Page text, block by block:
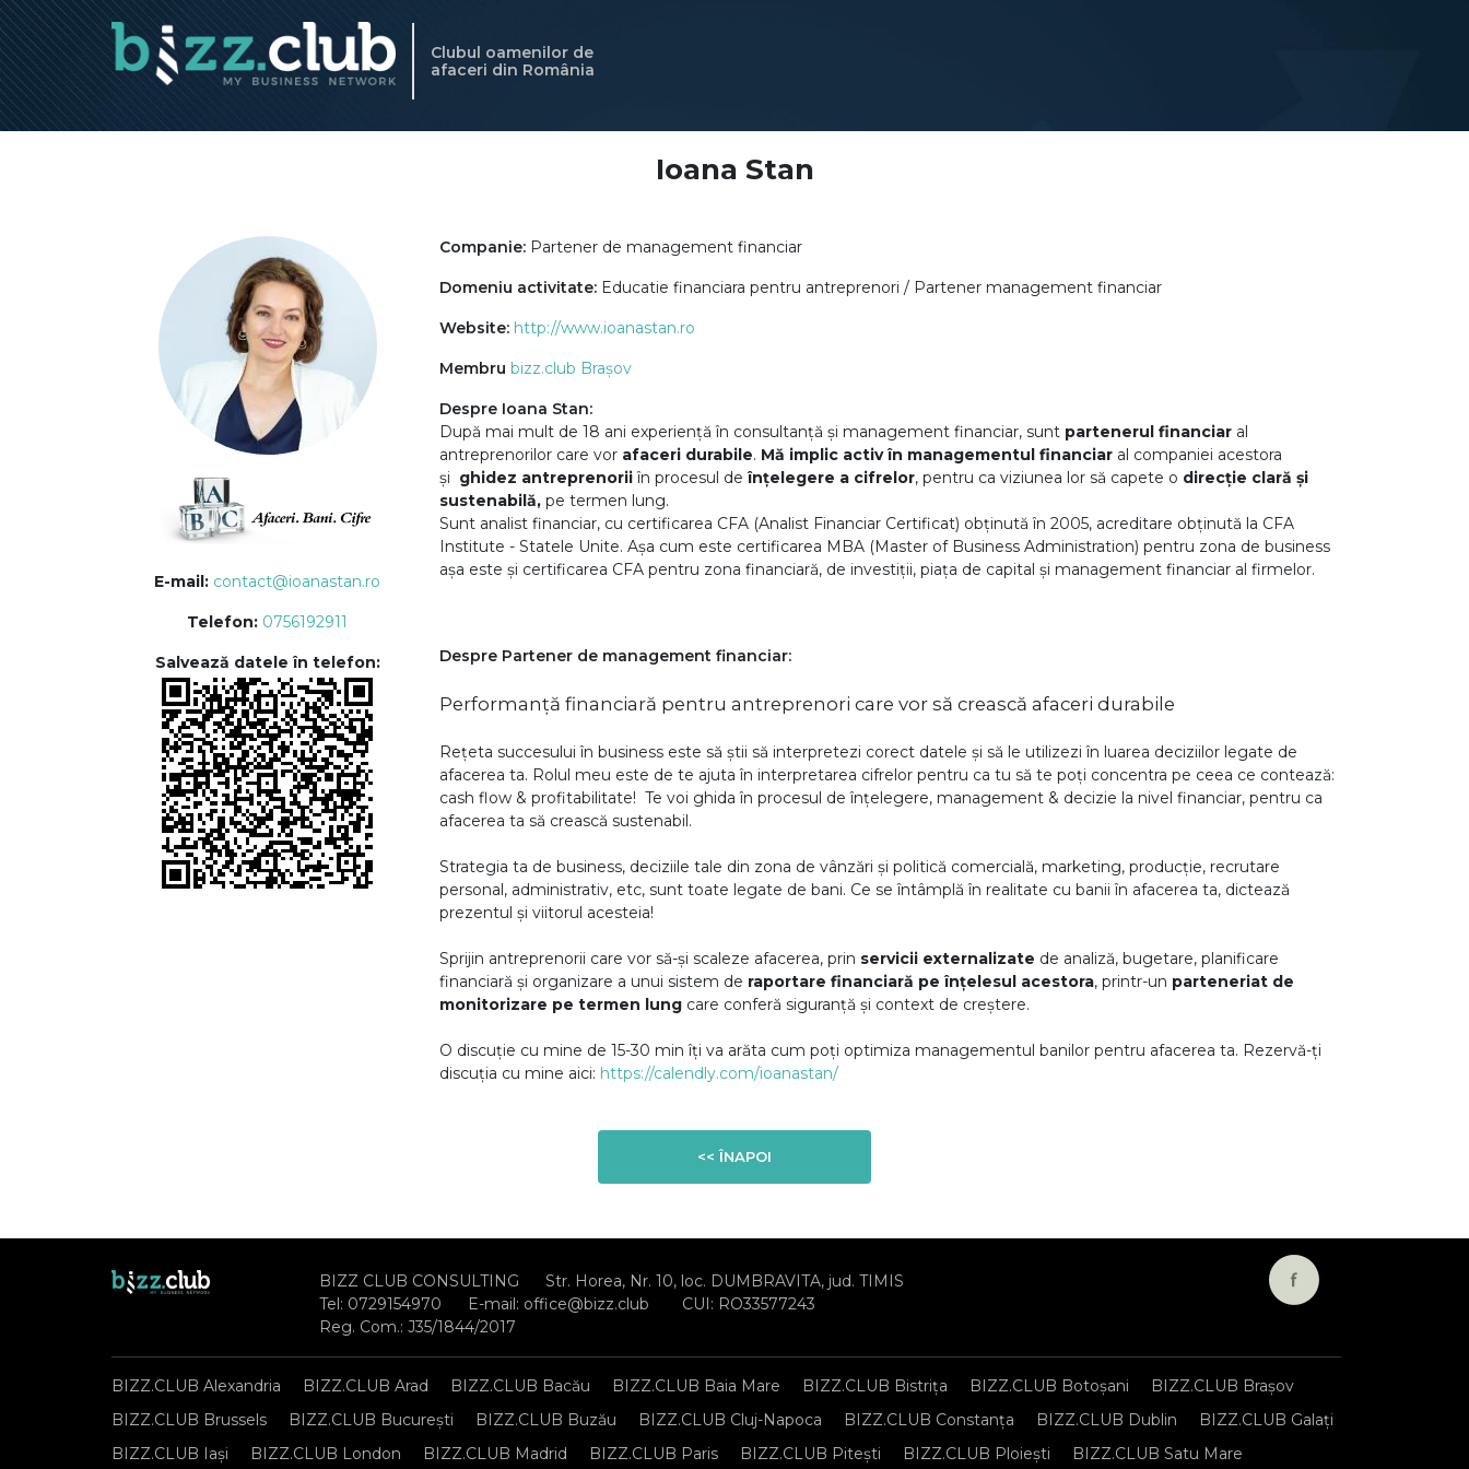
Clubul oamenilor de
afaceri din România
Ioana Stan
E-mail: contact@ioanastan.ro
Telefon: 0756192911
Salvează datele în telefon:
Companie: Partener de management financiar
Domeniu activitate: Educatie financiara pentru antreprenori / Partener management financiar
Website: http://www.ioanastan.ro
Membru bizz.club Brașov
Despre Ioana Stan:
După mai mult de 18 ani experiență în consultanță și management financiar, sunt partenerul financiar al
antreprenorilor care vor afaceri durabile. Mă implic activ în managementul financiar al companiei acestora
și ghidez antreprenoriiîn procesul de înțelegere a cifrelor, pentru ca viziunea lor să capete o direcție clară și
sustenabilă, pe termen lung.
Sunt analist financiar, cu certificarea CFA (Analist Financiar Certificat) obținută în 2005, acreditare obținută la CFA
Institute - Statele Unite. Așa cum este certificarea MBA (Master of Business Administration) pentru zona de business
așa este și certificarea CFA pentru zona financiară, de investiții, piața de capital și management financiar al firmelor.
Despre Partener de management financiar:
Performanță financiară pentru antreprenori care vor să crească afaceri durabile
Rețeta succesului în business este să știi să interpretezi corect datele și să le utilizezi în luarea deciziilor legate de
afacerea ta. Rolul meu este de te ajuta în interpretarea cifrelor pentru ca tu să te poți concentra pe ceea ce contează:
cash flow & profitabilitate! Te voi ghida în procesul de înțelegere, management & decizie la nivel financiar, pentru ca
afacerea ta să crească sustenabil.
Strategia ta de business, deciziile tale din zona de vânzări și politică comercială, marketing, producție, recrutare
personal, administrativ, etc, sunt toate legate de bani. Ce se întâmplă în realitate cu banii în afacerea ta, dictează
prezentul și viitorul acesteia!
Sprijin antreprenorii care vor să-și scaleze afacerea, prin servicii externalizate de analiză, bugetare, planificare
financiară și organizare a unui sistem de raportare financiară pe înțelesul acestora, printr-un parteneriat de
monitorizare pe termen lung care conferă siguranță și context de creștere.
O discuție cu mine de 15-30 min îți va arăta cum poți optimiza managementul banilor pentru afacerea ta. Rezervă-ți
discuția cu mine aici: https://calendly.com/ioanastan/
<< ÎNAPOI
BIZZ CLUB CONSULTING
Str. Horea, Nr. 10, loc. DUMBRAVITA, jud. TIMIS
Tel: 0729154970 E-mail: office@bizz.club
CUI: RO33577243
Reg. Com.: J35/1844/2017
BIZZ.CLUB Alexandria BIZZ.CLUB Arad BIZZ.CLUB Bacău BIZZ.CLUB Baia Mare BIZZ.CLUB Bistrița BIZZ.CLUB Botoșani
BIZZ.CLUB Brașov
BIZZ.CLUB Brussels
BIZZ.CLUB București BIZZ.CLUB Buzău BIZZ.CLUB Cluj-Napoca BIZZ.CLUB Constanța BIZZ.CLUB Dublin
BIZZ.CLUB Galați
BIZZ.CLUB Iași
BIZZ.CLUB London BIZZ.CLUB Madrid BIZZ.CLUB Paris BIZZ.CLUB Pitești BIZZ.CLUB Ploiești BIZZ.CLUB Satu Mare